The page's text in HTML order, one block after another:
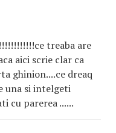
treaba are
aici scrie clar ca
ghinion....ce dreaq
una si intelgeti
cu parerea ......